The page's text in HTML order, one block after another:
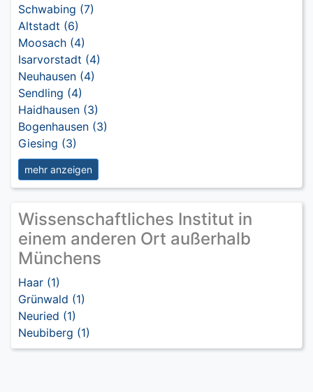
Schwabing (7)
Altstadt (6)
Moosach (4)
Isarvorstadt (4)
Neuhausen (4)
Sendling (4)
Haidhausen (3)
Bogenhausen (3)
Giesing (3)
mehr anzeigen
Wissenschaftliches Institut in
einem anderen Ort außerhalb
Münchens
Haar (1)
Grünwald (1)
Neuried (1)
Neubiberg (1)